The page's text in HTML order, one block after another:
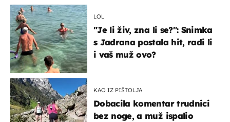
LOL
"Je li živ, zna li se?": Snimka
s Jadrana postala hit, radi li
i vaš muž ovo?
KAO IZ PIŠTOLJA
Dobacila komentar trudnici
bez noge, a muž ispalio